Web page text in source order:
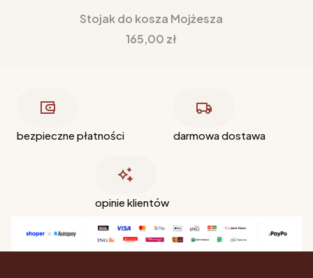
Stojak do kosza Mojżesza
Cena
165,00 zł
bezpieczne płatności darmowa dostawa
opinie klientów